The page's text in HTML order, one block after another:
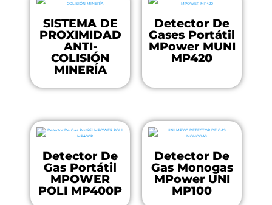
SISTEMA DE
PROXIMIDAD
ANTI-
COLISIÓN
MINERÍA
Detector De
Gases Portátil
MPower MUNI
MP420
Detector De
Gas Portátil
MPOWER
POLI MP400P
Detector De
Gas Monogas
MPower UNI
MP100